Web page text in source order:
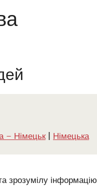
– Німецьк| Німецька
зрозумілу інформацію